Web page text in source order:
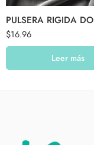
$16.96
Leer más